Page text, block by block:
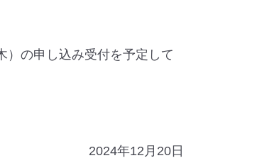
）の申し込み受付を予定して
2024年12月20日